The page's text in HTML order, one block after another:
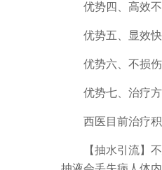
优势四、高效不
优势五、显效快
优势六、不损伤
优势七、治疗方
西医目前治疗积
【抽水引流】不